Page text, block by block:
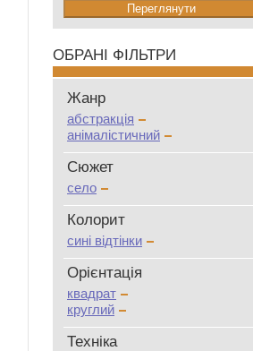
ОБРАНІ ФІЛЬТРИ
Жанр
абстракція
анімалістичний
Сюжет
село
Колорит
сині відтінки
Oрієнтація
квадрат
круглий
Техніка